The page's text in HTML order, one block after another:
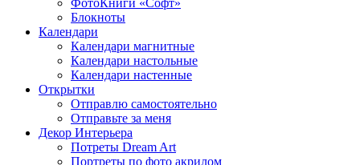
Блокноты
Календари
Календари магнитные
Календари настольные
Календари настенные
Открытки
Отправлю самостоятельно
Отправьте за меня
Декор Интерьера
Потреты Dream Art
Портреты по фото акрилом